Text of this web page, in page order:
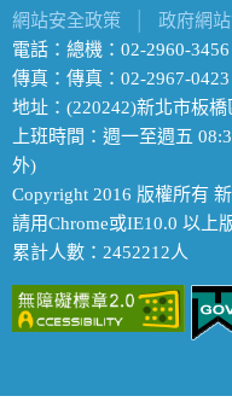
網站安全政策
政府網
電話：總機：02-2960-3456
傳真：傳真：02-2967-0423
地址：(220242)新北市板
上班時間：週一至週五
外)
Copyright 2016 版權所有
請用Chrome或IE10.0 以上
累計人數：2452212人